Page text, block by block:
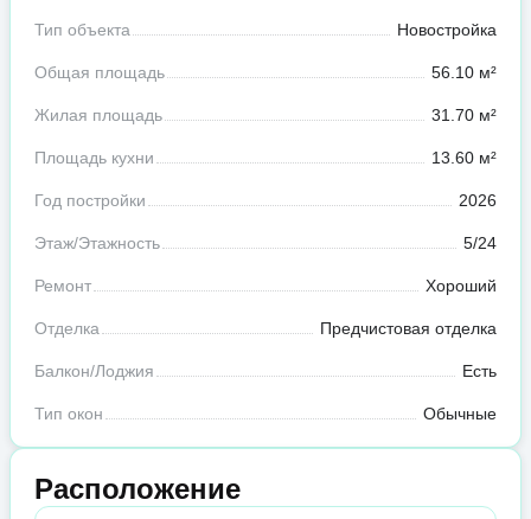
Тип объекта Новостройка
Общая площадь 56.10 м²
Жилая площадь 31.70 м²
Площадь кухни 13.60 м²
Год постройки 2026
Этаж/Этажность 5/24
Ремонт Хороший
Отделка Предчистовая отделка
Балкон/Лоджия Есть
Тип окон Обычные
Расположение